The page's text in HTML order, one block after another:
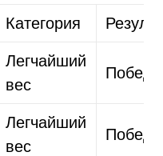
Категория
Легчайший
вес
Победа
Легчайший
вес
Победа